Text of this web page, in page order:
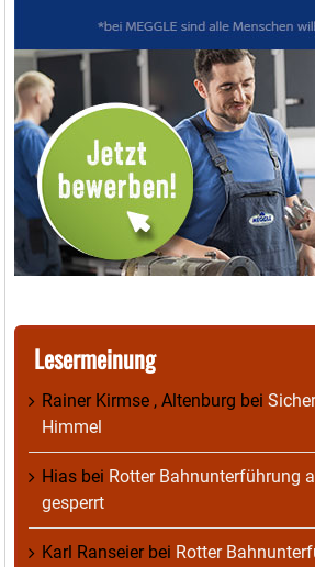
Lesermeinung
Rainer Kirmse , Altenburg bei
Himmel
Hias bei Rotter Bahnunterführung
gesperrt
Karl Ranseierbei Rotter